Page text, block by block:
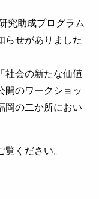
究助成プログラム
らせがありました
社会の新たな価値
開のワークショッ
岡の二か所におい
覧ください。